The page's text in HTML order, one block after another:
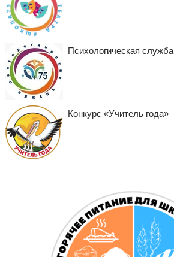
Психологическая служба
Конкурс «Учитель года»